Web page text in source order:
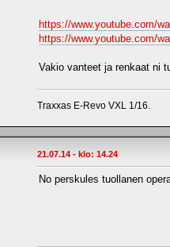
https://www.youtube.com/
https://www.youtube.com/
Vakio vanteet ja renkaat ni
Traxxas E-Revo VXL 1/16.
21.07.14 - klo: 14.24
No perskules tuollanen